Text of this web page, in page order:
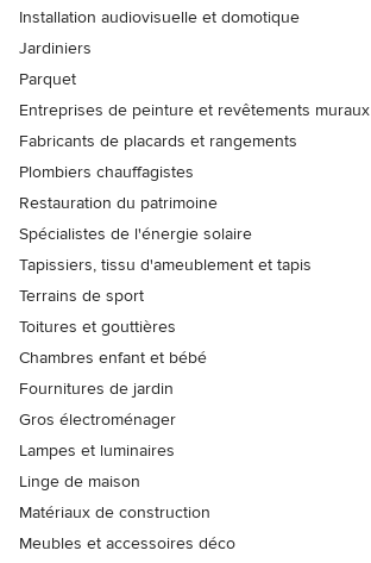
Installation audiovisuelle et domotique
Jardiniers
Parquet
Entreprises de peinture et revêtements muraux
Fabricants de placards et rangements
Plombiers chauffagistes
Restauration du patrimoine
Spécialistes de l'énergie solaire
Tapissiers, tissu d'ameublement et tapis
Terrains de sport
Toitures et gouttières
Chambres enfant et bébé
Fournitures de jardin
Gros électroménager
Lampes et luminaires
Linge de maison
Matériaux de construction
Meubles et accessoires déco